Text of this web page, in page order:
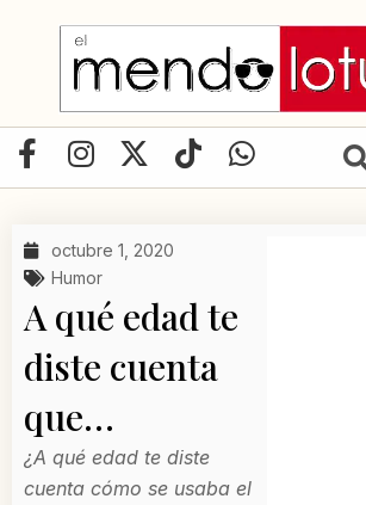
contenido
F
a
e
b
o
o
k
-
f
I
n
t
a
g
r
a
m
X
-
w
t
e
r
T
i
k
W
h
octubre 1, 2020
Humor
A qué edad te
diste cuenta
que…
¿A qué edad te diste
cuenta cómo se usaba el